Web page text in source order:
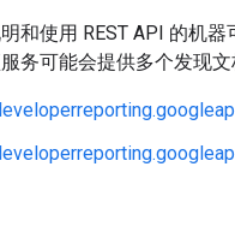
和使用 REST API 的机
务可能会提供多个发现